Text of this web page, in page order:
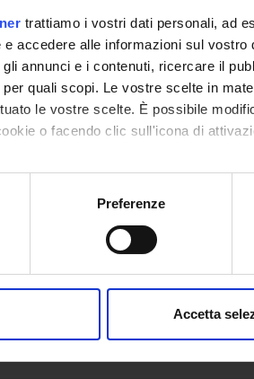
trattiamo i vostri dati personali, ad
accedere alle informazioni sul
annunci e i contenuti, ricercare il
quali scopi. Le vostre scelte in
le vostre scelte. È possibile
o facendo clic sull'icona di
anche:
sulla tua posizione geografica,
consenso in qualsiasi momento dalla
Preferenze
Accetta
Human